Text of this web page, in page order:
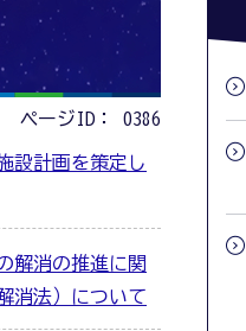
ページID： 0386
設計画を策定し
解消の推進に関
消法）について